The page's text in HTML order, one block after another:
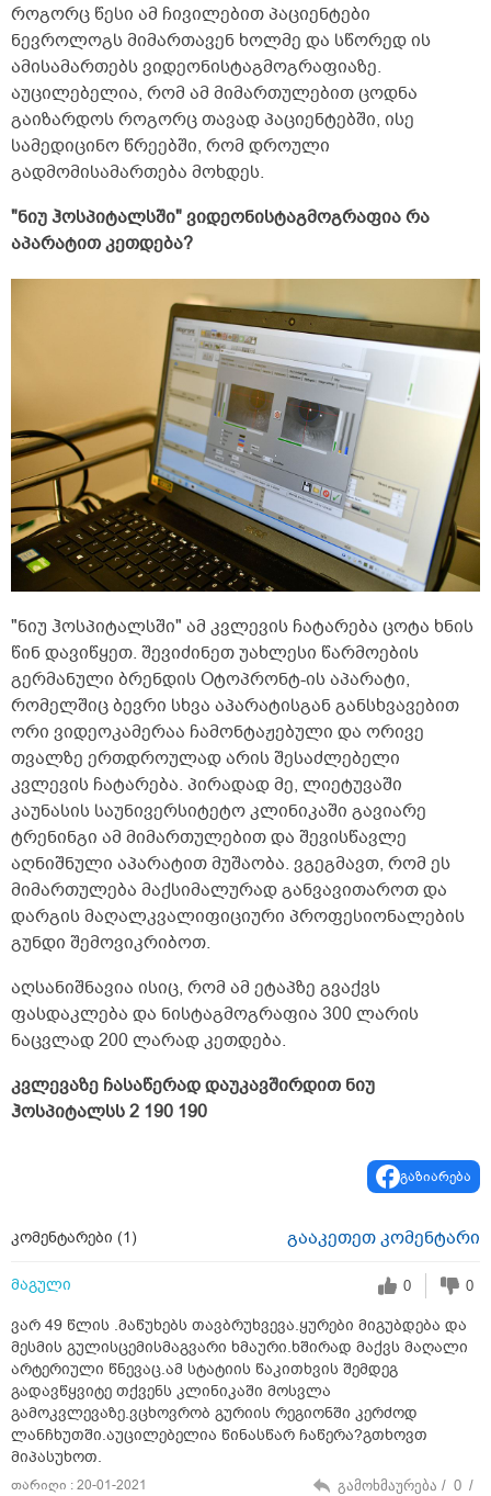
როგორც წესი ამ ჩივილებით პაციენტები
ნევროლოგს მიმართავენ ხოლმე და სწორედ ის
ამისამართებს ვიდეონისტაგმოგრაფიაზე.
აუცილებელია, რომ ამ მიმართულებით ცოდნა
გაიზარდოს როგორც თავად პაციენტებში, ისე
სამედიცინო წრეებში, რომ დროული
გადმომისამართება მოხდეს.
"ნიუ ჰოსპიტალსში" ვიდეონისტაგმოგრაფია რა
აპარატით კეთდება?
"ნიუ ჰოსპიტალსში" ამ კვლევის ჩატარება ცოტა ხნის
წინ დავიწყეთ. შევიძინეთ უახლესი წარმოების
გერმანული ბრენდის Oტოპრონტ-ის აპარატი,
რომელშიც ბევრი სხვა აპარატისგან განსხვავებით
ორი ვიდეოკამერაა ჩამონტაჟებული და ორივე
თვალზე ერთდროულად არის შესაძლებელი
კვლევის ჩატარება. პირადად მე, ლიეტუვაში
კაუნასის საუნივერსიტეტო კლინიკაში გავიარე
ტრენინგი ამ მიმართულებით და შევისწავლე
აღნიშნული აპარატით მუშაობა. ვგეგმავთ, რომ ეს
მიმართულება მაქსიმალურად განვავითაროთ და
დარგის მაღალკვალიფიციური პროფესიონალების
გუნდი შემოვიკრიბოთ.
აღსანიშნავია ისიც, რომ ამ ეტაპზე გვაქვს
ფასდაკლება და ნისტაგმოგრაფია 300 ლარის
ნაცვლად 200 ლარად კეთდება.
კვლევაზე ჩასაწერად დაუკავშირდით ნიუ
ჰოსპიტალსს 2 190 190
გაზიარება
კომენტარები (1) გააკეთეთ კომენტარი
მაგული 0 0
ვარ 49 წლის .მაწუხებს თავბრუხვევა.ყურები მიგუბდება და
მესმის გულისცემისმაგვარი ხმაური.ხშირად მაქვს მაღალი
არტერიული წნევაც.ამ სტატიის წაკითხვის შემდეგ
გადავწყვიტე თქვენს კლინიკაში მოსვლა
გამოკვლევაზე.ვცხოვრობ გურიის რეგიონში კერძოდ
ლანჩხუთში.აუცილებელია წინასწარ ჩაწერა?გთხოვთ
მიპასუხოთ.
თარიღი : 20-01-2021 გამოხმაურება / 0 /